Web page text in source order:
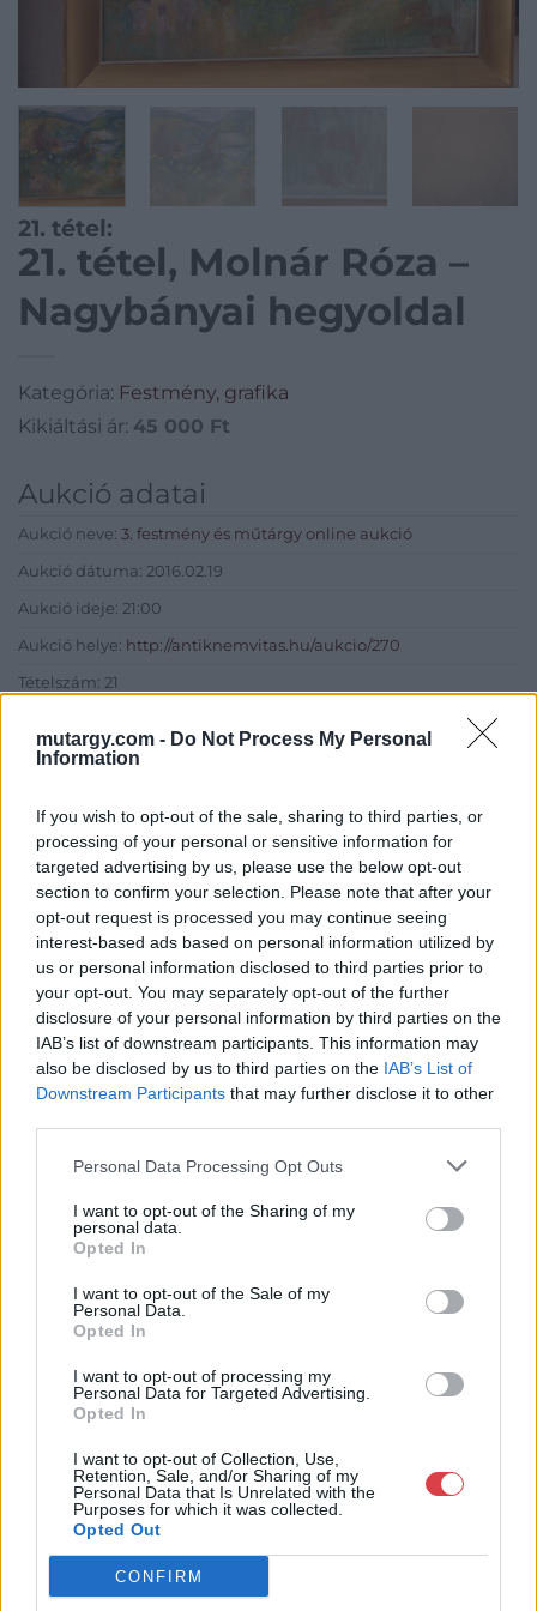
mutargy.com - Do Not Process My Personal
Information
If you wish to opt-out of the sale, sharing to third parties, or
processing of your personal or sensitive information for
targeted advertising by us, please use the below opt-out
section to confirm your selection. Please note that after your
opt-out request is processed you may continue seeing
interest-based ads based on personal information utilized by
us or personal information disclosed to third parties prior to
your opt-out. You may separately opt-out of the further
disclosure of your personal information by third parties on the
IAB’s list of downstream participants. This information may
also be disclosed by us to third parties on the IAB’s List of
Downstream Participants that may further disclose it to other
Personal Data Processing Opt Outs
I want to opt-out of the Sharing of my
personal data.
Opted In
I want to opt-out of the Sale of my
Personal Data.
Opted In
I want to opt-out of processing my
Personal Data for Targeted Advertising.
Opted In
I want to opt-out of Collection, Use,
Retention, Sale, and/or Sharing of my
Personal Data that Is Unrelated with the
Purposes for which it was collected.
Opted Out
CONFIRM
21. tétel:
21. tétel, Molnár Róza –
Nagybányai hegyoldal
Kategória: Festmény, grafika
Kikiáltási ár: 45 000 Ft
Aukció adatai
Aukció neve: 3. festmény és műtárgy online aukció
Aukció dátuma: 2016.02.19
Aukció ideje: 21:00
Aukció helye: http://antiknemvitas.hu/aukcio/270
Tételszám: 21
Eladó adatai
Cím: Táncos Mihály
Lalita Fashion Kft.
1131 Budapest, Tomori u. 17.
Telefon: +36-1-239-0394
Weboldal:
http://enteriorantik.hu
Bemutatkozás: A maradandó értéket keresők, a retró
hangulatra vágyók, a gyűjtők ideális kiinduló pontja. Itt
megtalál mindent, amivel visszahozhatja a régi idők
hangulatát, időutazáson vehet részt, a letűnt korok gyönyörű és
az igazán értékes, és befektetésre is ajánlott tárgyak között.
választékunkkal. Szeretettel várjuk, és bízunk benne, hogy
nálunk megtalálja a hőn keresett műtárgyakat.
GALÉRIA TOVÁBBI MŰTÁRGYAI
KAPCSOLÓDÓ MŰTÁRGYAK